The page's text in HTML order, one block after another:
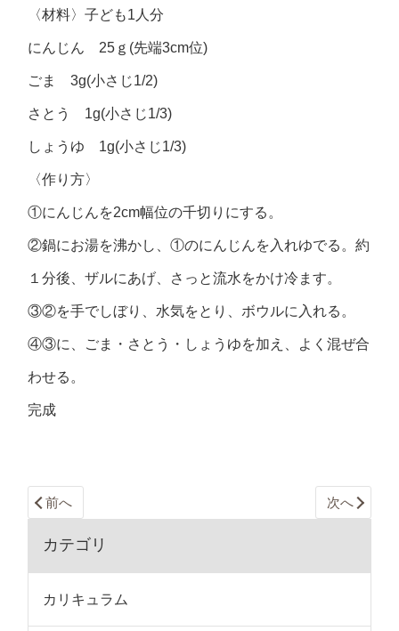
〈材料〉子ども1人分
にんじん 25ｇ(先端3cm位)
ごま 3g(小さじ1/2)
さとう 1g(小さじ1/3)
しょうゆ 1g(小さじ1/3)
〈作り方〉
①にんじんを2cm幅位の千切りにする。
②鍋にお湯を沸かし、①のにんじんを入れゆでる。約
１分後、ザルにあげ、さっと流水をかけ冷ます。
③②を手でしぼり、水気をとり、ボウルに入れる。
④③に、ごま・さとう・しょうゆを加え、よく混ぜ合
わせる。
完成
前へ 次へ
カテゴリ
カリキュラム